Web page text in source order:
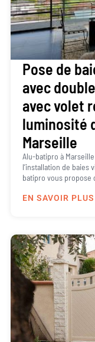
Pose de
avec
avec volet
luminosité
Marseille
Alu-batipro à
l’installation de baies
batipro vous propose
EN SAVOIR PLUS